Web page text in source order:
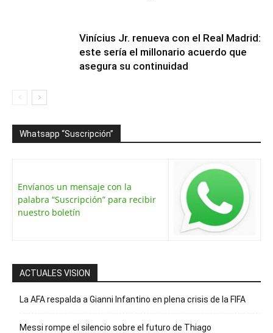
Vinícius Jr. renueva con el Real Madrid:
este sería el millonario acuerdo que
asegura su continuidad
Whatsapp “Suscripción”
Envíanos un mensaje con la
palabra “Suscripción” para recibir
nuestro boletín
ACTUALES VISION
La AFA respalda a Gianni Infantino en plena crisis de la FIFA
Messi rompe el silencio sobre el futuro de Thiago